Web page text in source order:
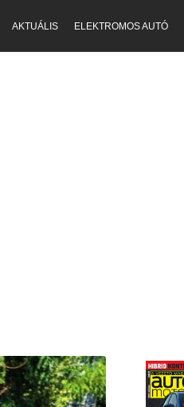
AKTUÁLIS ELEKTROMOS AUTÓ